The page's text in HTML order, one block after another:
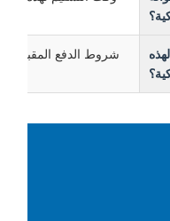
شروط الدفع المقبولة لهذه